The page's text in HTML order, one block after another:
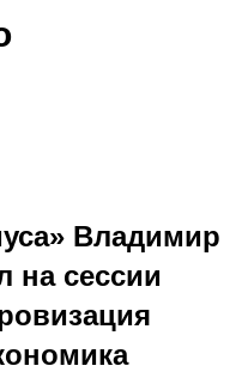
Владимир
на сессии